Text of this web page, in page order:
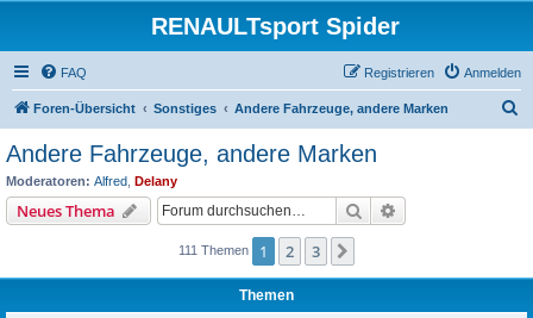
RENAULTsport Spider
FAQ Anmelden
Registrieren
Foren-Übersicht Sonstiges Andere Fahrzeuge, andere Marken
Andere Fahrzeuge, andere Marken
Moderatoren: Alfred Delany
Neues Thema Suche
111 Themen 1 2 3
Themen